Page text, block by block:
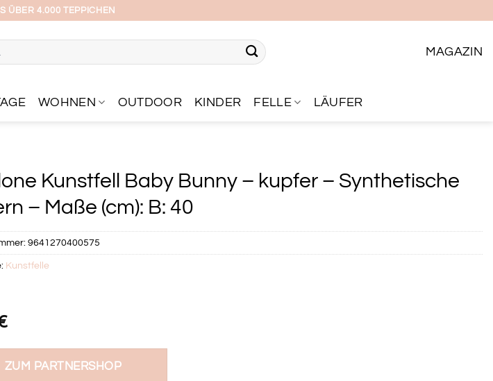
ÜBER 4.000 TEPPICHEN
MAGAZIN
WOHNEN OUTDOOR KINDER FELLE LÄUFER
Kunstfell Baby Bunny – kupfer – Synthetische
– Maße (cm): B: 40
ZUM PARTNERSHOP
9641270400575
Kunstfelle